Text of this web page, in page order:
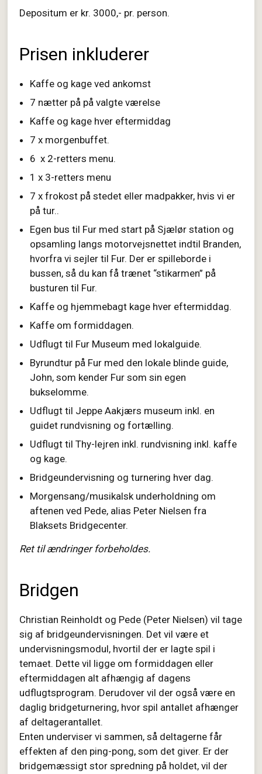
Depositum er kr. 3000,- pr. person.
Prisen inkluderer
Kaffe og kage ved ankomst
7 nætter på på valgte værelse
Kaffe og kage hver eftermiddag
7 x morgenbuffet.
6 x 2-retters menu.
1 x 3-retters menu
7 x frokost på stedet eller madpakker, hvis vi er
på tur..
Egen bus til Fur med start på Sjælør station og
opsamling langs motorvejsnettet indtil Branden,
hvorfra vi sejler til Fur. Der er spilleborde i
bussen, så du kan få trænet “stikarmen” på
busturen til Fur.
Kaffe og hjemmebagt kage hver eftermiddag.
Kaffe om formiddagen.
Udflugt til Fur Museum med lokalguide.
Byrundtur på Fur med den lokale blinde guide,
John, som kender Fur som sin egen
bukselomme.
Udflugt til Jeppe Aakjærs museum inkl. en
guidet rundvisning og fortælling.
Udflugt til Thy-lejren inkl. rundvisning inkl. kaffe
og kage.
Bridgeundervisning og turnering hver dag.
Morgensang/musikalsk underholdning om
aftenen ved Pede, alias Peter Nielsen fra
Blaksets Bridgecenter.
Ret til ændringer forbeholdes.
Bridgen
Christian Reinholdt og Pede (Peter Nielsen) vil tage
sig af bridgeundervisningen. Det vil være et
undervisningsmodul, hvortil der er lagte spil i
temaet. Dette vil ligge om formiddagen eller
eftermiddagen alt afhængig af dagens
udflugtsprogram. Derudover vil der også være en
daglig bridgeturnering, hvor spil antallet afhænger
af deltagerantallet.
Enten underviser vi sammen, så deltagerne får
effekten af den ping-pong, som det giver. Er der
bridgemæssigt stor spredning på holdet, vil der